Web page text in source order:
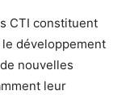
CTI constituent
développement
nouvelles
leur